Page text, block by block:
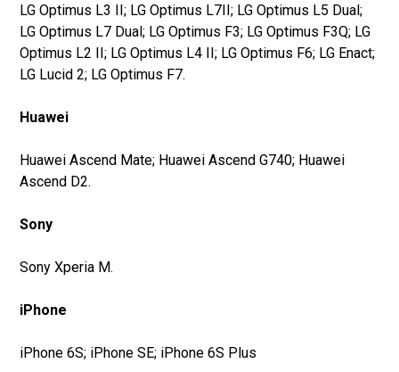
LG Optimus L3 II; LG Optimus L7II; LG Optimus L5 Dual;
LG Optimus L7 Dual; LG Optimus F3; LG Optimus F3Q; LG
Optimus L2 II; LG Optimus L4 II; LG Optimus F6; LG Enact;
LG Lucid 2; LG Optimus F7.
Huawei
Huawei Ascend Mate; Huawei Ascend G740; Huawei
Ascend D2.
Sony
Sony Xperia M.
iPhone
iPhone 6S; iPhone SE; iPhone 6S Plus